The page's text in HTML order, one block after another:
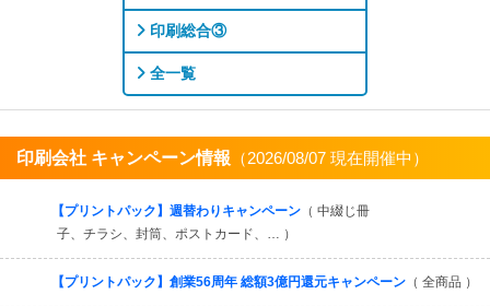
印刷総合③
全一覧
印刷会社 キャンペーン情報 （2026/08/07 現在開催中）
【プリントパック】週替わりキャンペーン （ 中綴じ冊
子、チラシ、封筒、ポストカード、… ）
【プリントパック】創業56周年 総額3億円還元キャンペーン （ 全商品 ）